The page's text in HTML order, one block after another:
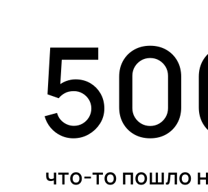
статьи
что-то пошло